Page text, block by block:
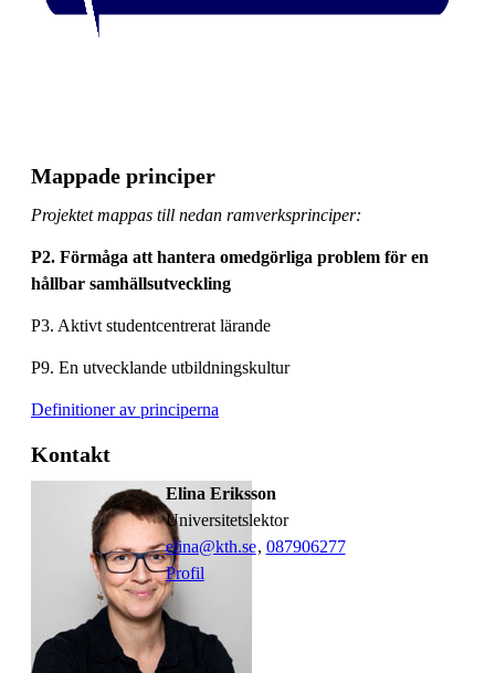
Mappade principer
Projektet mappas till nedan ramverksprinciper:
P2. Förmåga att hantera omedgörliga problem för en
hållbar samhällsutveckling
P3. Aktivt studentcentrerat lärande
P9. En utvecklande utbildningskultur
Definitioner av principerna
Kontakt
Elina Eriksson
universitetslektor
elina@kth.se, 087906277
Profil